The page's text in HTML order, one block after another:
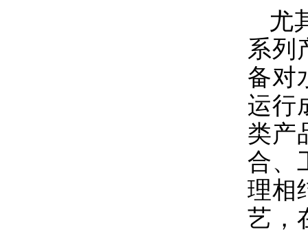
尤
系列
备对
运行
类产
合、
理相
艺，